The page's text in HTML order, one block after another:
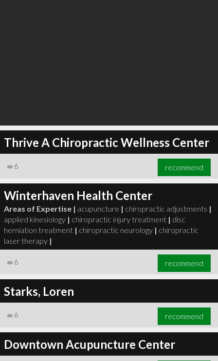
Thrive A Chiropractic Wellness Center
∞ 6 recommend
Winterhaven Health Center
Areas of Expertise | acupuncture | chiropractic adjustments |
applied kinesiology | chiropractic injury treatment | disc
herniation treatment | chiropractic neurology | chiropractic
laser therapy |
∞ 6 recommend
Starks, Loren
∞ 6 recommend
Downtown Acupuncture Center